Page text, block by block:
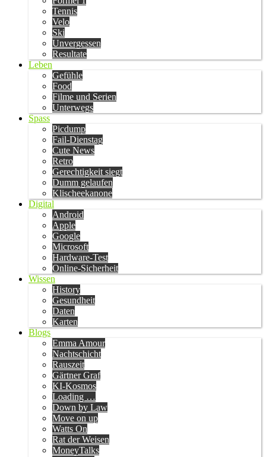
Tennis
Velo
Ski
Unvergessen
Resultate
Leben
Gefühle
Food
Filme und Serien
Unterwegs
Spass
Picdump
Fail-Dienstag
Cute News
Retro
Gerechtigkeit siegt
Dumm gelaufen
Klischeekanone
Digital
Android
Apple
Google
Microsoft
Hardware-Test
Online-Sicherheit
Wissen
History
Gesundheit
Daten
Karten
Blogs
Emma Amour
Nachtschicht
Rauszeit
Gärtner Graf
KI-Kosmos
Loading …
Down by Law
Move on up
Watts On
Rat der Weisen
MoneyTalks